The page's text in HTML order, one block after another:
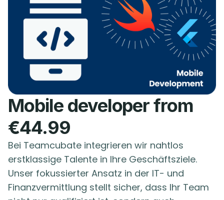
Mobile developer from
€44.99
Bei Teamcubate integrieren wir nahtlos
erstklassige Talente in Ihre Geschäftsziele.
Unser fokussierter Ansatz in der IT- und
Finanzvermittlung stellt sicher, dass Ihr Team